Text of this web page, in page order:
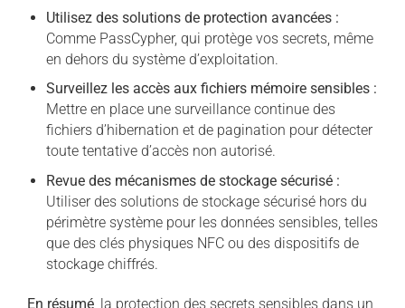
Utilisez des solutions de protection avancées :
Comme PassCypher, qui protège vos secrets, même
en dehors du système d’exploitation.
Surveillez les accès aux fichiers mémoire sensibles :
Mettre en place une surveillance continue des
fichiers d’hibernation et de pagination pour détecter
toute tentative d’accès non autorisé.
Revue des mécanismes de stockage sécurisé :
Utiliser des solutions de stockage sécurisé hors du
périmètre système pour les données sensibles, telles
que des clés physiques NFC ou des dispositifs de
stockage chiffrés.
En résumé , la protection des secrets sensibles dans un